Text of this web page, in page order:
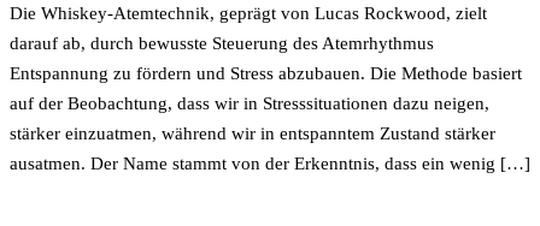
Die Whiskey-Atemtechnik, geprägt von Lucas Rockwood, zielt
darauf ab, durch bewusste Steuerung des Atemrhythmus
Entspannung zu fördern und Stress abzubauen. Die Methode basiert
auf der Beobachtung, dass wir in Stresssituationen dazu neigen,
stärker einzuatmen, während wir in entspanntem Zustand stärker
ausatmen. Der Name stammt von der Erkenntnis, dass ein wenig […]